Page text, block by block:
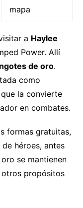
mapa
a Haylee
Power. Allí
de oro.
como
la convierte
en combates.
formas gratuitas,
héroes, antes
se mantienen
otros propósitos